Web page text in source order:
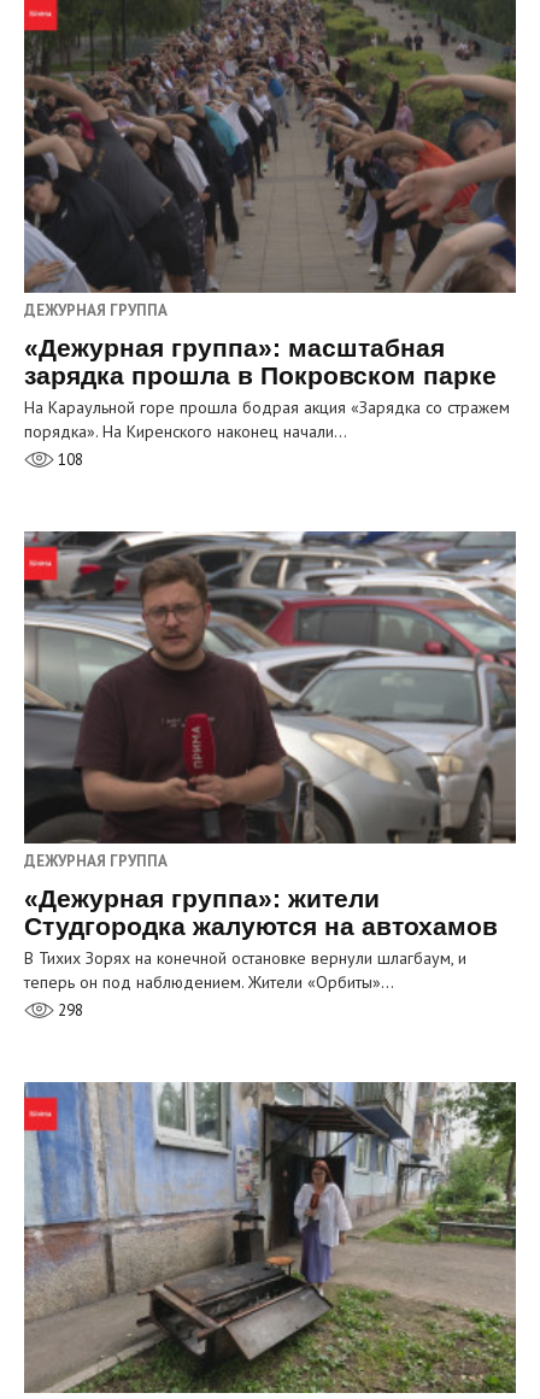
ДЕЖУРНАЯ ГРУППА
«Дежурная группа»: масштабная
зарядка прошла в Покровском парке
На Караульной горе прошла бодрая акция «Зарядка со стражем
порядка». На Киренского наконец начали…
108
ДЕЖУРНАЯ ГРУППА
«Дежурная группа»: жители
Студгородка жалуются на автохамов
В Тихих Зорях на конечной остановке вернули шлагбаум, и
теперь он под наблюдением. Жители «Орбиты»…
298